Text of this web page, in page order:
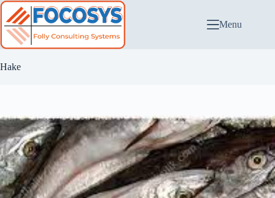
Passer
contenu
Menu
Hake